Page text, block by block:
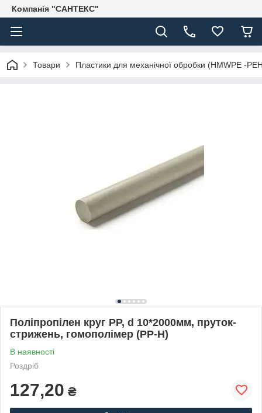
Компанія "САНТЕКС"
Товари Пластики для механічної обробки (HMWPE -
Поліпропілен круг PP, d 10*2000мм, пруток-
стрижень, гомополімер (PP-H)
В наявності
Роздріб
127,20 ₴